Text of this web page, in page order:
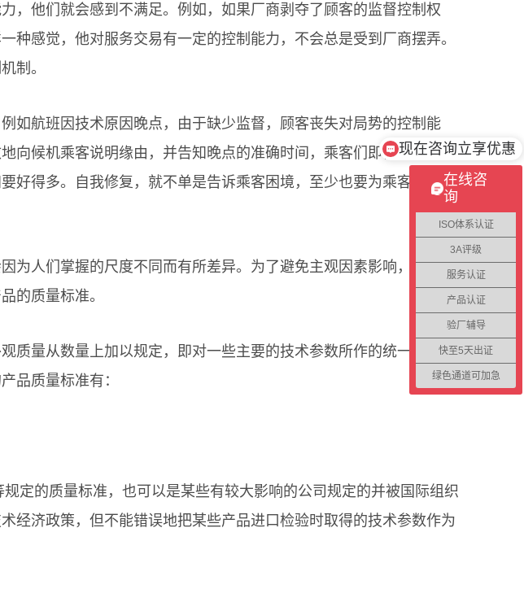
他们就会感到不满足。例如，如果厂商剥夺了顾客的监督控制权
感觉，他对服务交易有一定的控制能力，不会总是受到厂商摆弄。
制。
航班因技术原因晚点，由于缺少监督，顾客丧失对局势的控制能
向候机乘客说明缘由，并告知晚点的准确时间，乘客们即使不喜欢这
好得多。自我修复，就不单是告诉乘客困境，至少也要为乘客解决必
人们掌握的尺度不同而有所差异。为了避免主观因素影响，在生
的质量标准。
量从数量上加以规定，即对一些主要的技术参数所作的统一规定。
品质量标准有：
的质量标准，也可以是某些有较大影响的公司规定的并被国际组织
经济政策，但不能错误地把某些产品进口检验时取得的技术参数作为
在线咨
询
ISO体系认证
3A评级
服务认证
产品认证
验厂辅导
快至5天出证
绿色通道可加急
现在咨询立享优惠
不成功不收费